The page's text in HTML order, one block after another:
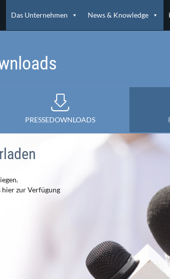
Das Unternehmen News & Knowledge
PRESSEDOWNLOADS
hier zur Verfügung